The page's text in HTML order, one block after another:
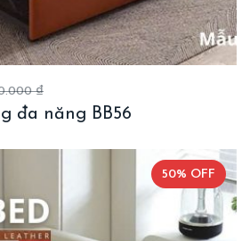
₫
đa năng BB56
50% OFF